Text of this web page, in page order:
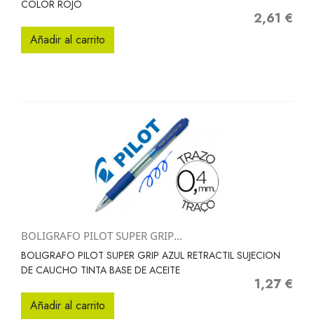
COLOR ROJO
Precio
2,61 €
Añadir al carrito
BOLIGRAFO PILOT SUPER GRIP...
BOLIGRAFO PILOT SUPER GRIP AZUL RETRACTIL SUJECION
DE CAUCHO TINTA BASE DE ACEITE
Precio
1,27 €
Añadir al carrito